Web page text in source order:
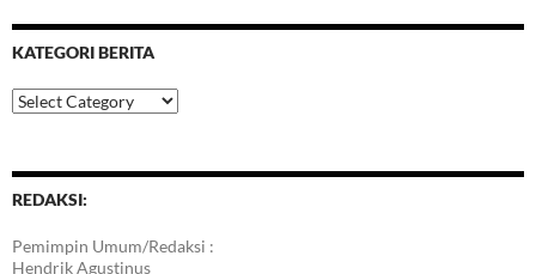
KATEGORI BERITA
Kategori
Berita
REDAKSI:
Pemimpin Umum/Redaksi :
Hendrik Agustinus